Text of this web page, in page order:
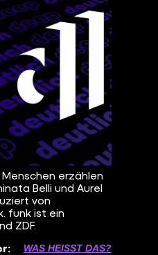
erzählen
Belli und Aurel
von
funk ist ein
ZDF.
WAS HEISST DAS?